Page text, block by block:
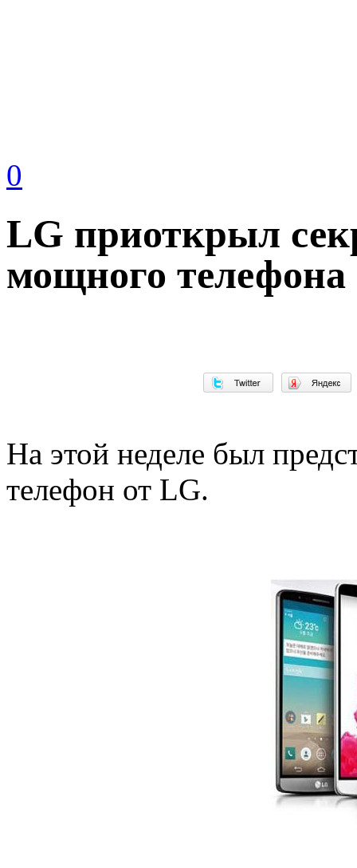
0
LG приоткрыл
мощного телефона
На этой неделе был
телефон от LG.